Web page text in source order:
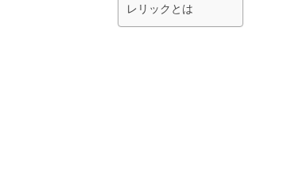
レリックとは